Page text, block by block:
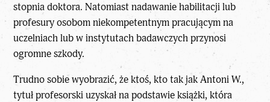
stopnia doktora. Natomiast nadawanie habilitacji lub
profesury osobom niekompetentnym pracującym na
uczelniach lub w instytutach badawczych przynosi
ogromne szkody.
Trudno sobie wyobrazić, że ktoś, kto tak jak Antoni W.,
tytuł profesorski uzyskał na podstawie książki, która